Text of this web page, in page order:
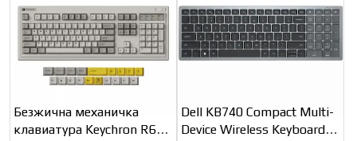
Безжична механичка
клавиатура Keychron R6
Dell KB740 Compact Multi-
Device Wireless Keyboard